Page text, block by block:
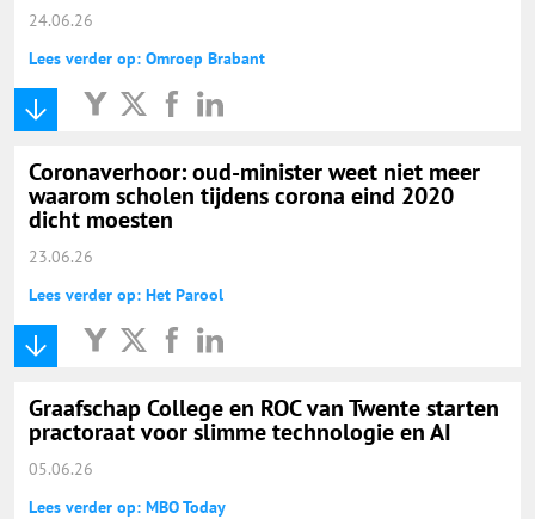
24.06.26
Lees verder op: Omroep Brabant
Coronaverhoor: oud-minister weet niet meer
waarom scholen tijdens corona eind 2020
dicht moesten
23.06.26
Lees verder op: Het Parool
Graafschap College en ROC van Twente starten
practoraat voor slimme technologie en AI
05.06.26
Lees verder op: MBO Today